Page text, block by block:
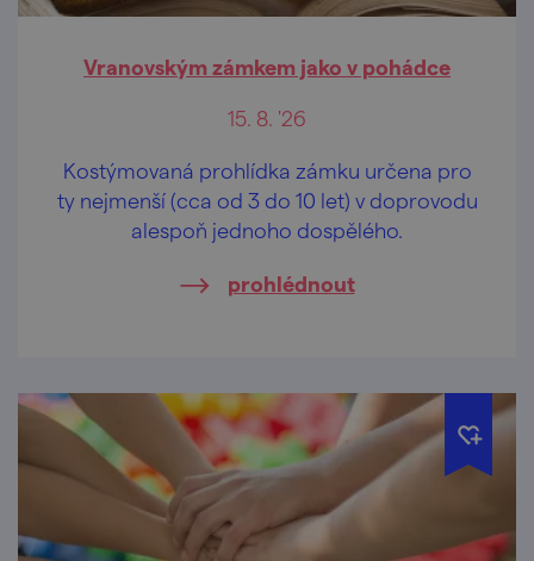
Vranovským zámkem jako v pohádce
15. 8. '26
Kostýmovaná prohlídka zámku určena pro
ty nejmenší (cca od 3 do 10 let) v doprovodu
alespoň jednoho dospělého.
prohlédnout